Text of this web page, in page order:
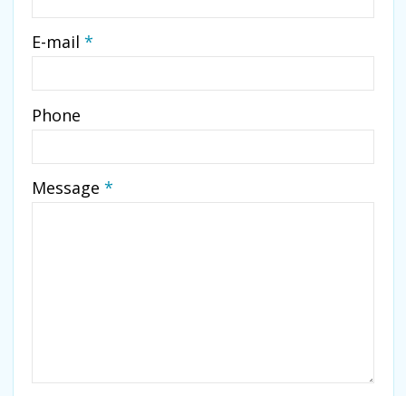
E-mail *
Phone
Message *